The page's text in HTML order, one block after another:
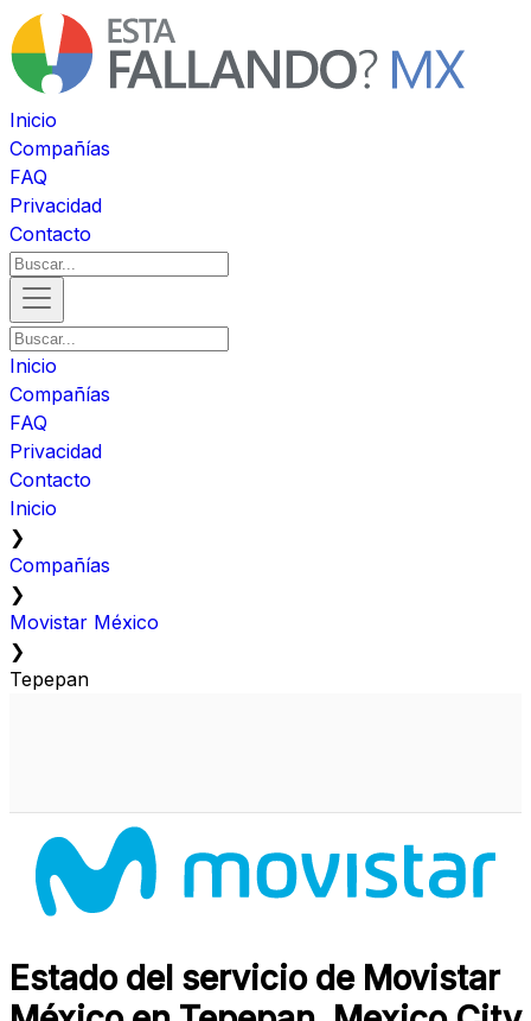
Inicio
Compañías
FAQ
Privacidad
Contacto
Inicio
Compañías
FAQ
Privacidad
Contacto
Inicio
❯
Compañías
❯
Movistar México
❯
Tepepan
Estado del servicio de Movistar